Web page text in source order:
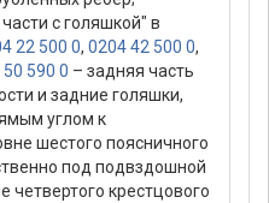
с голяшкой" в
22 500 0, 0204 42 500 0,
590 0 – задняя часть
и задние голяшки,
углом к
шестого поясничного
под подвздошной
четвертого крестцового